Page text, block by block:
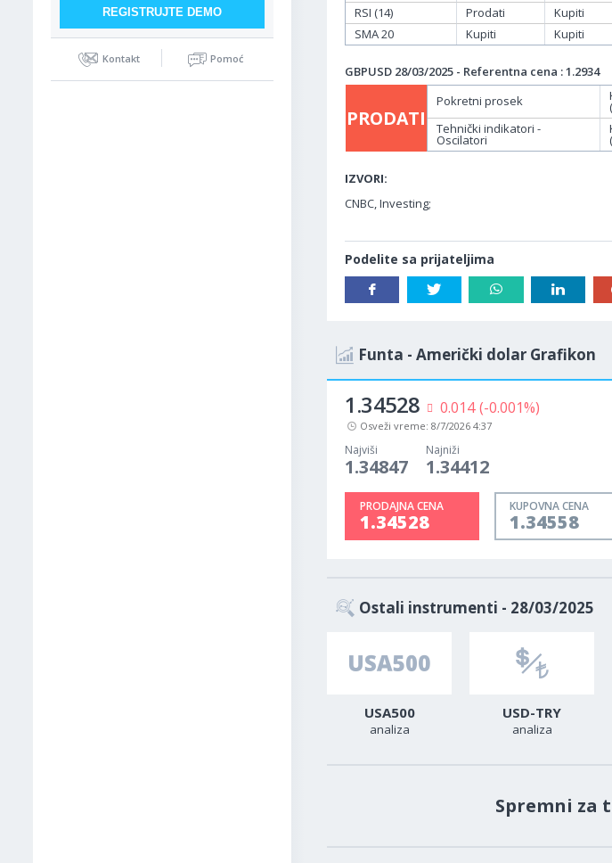
Kontakt Pomoć
RSI (14)
Prodati Kupiti
SMA 20
Kupiti Kupiti
GBPUSD 28/03/2025 - Referentna cena : 1.2934
PRODATI
Pokretni prosek
Tehnički indikatori -
Oscilatori
IZVORI:
CNBC, Investing;
Podelite sa prijateljima
Funta - Američki dolar Grafikon
1.34528 0.014 (-0.001%)
Osveži vreme: 8/7/2026 4:37
Najviši
1.34847
Najniži
1.34412
PRODAJNA CENA
1.34528
KUPOVNA CENA
1.34558
Ostali instrumenti - 28/03/2025
USA500
analiza
USD-TRY
analiza
Spremni za